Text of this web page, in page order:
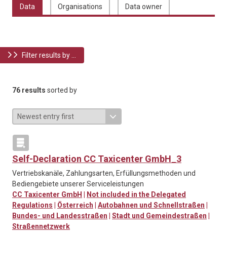
Data Organisations Data owner
Filter results by ...
76 results sorted by
Self-Declaration CC Taxicenter GmbH_3
Vertriebskanäle, Zahlungsarten, Erfüllungsmethoden und
Bediengebiete unserer Serviceleistungen
CC Taxicenter GmbH
Not included in the Delegated
Regulations
Österreich Autobahnen und Schnellstraßen
Bundes- und Landesstraßen
Stadt und Gemeindestraßen
Straßennetzwerk